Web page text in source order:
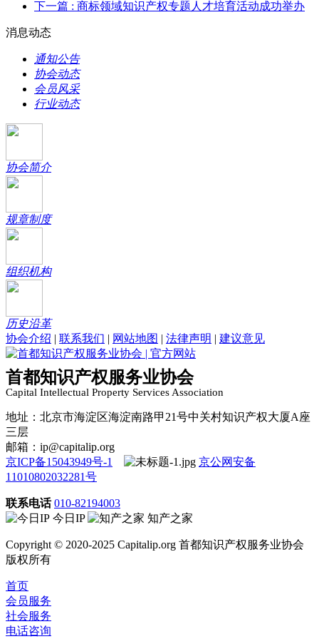
下一篇 : 商标领域知识产权专题人才培育活动成功举办
消息动态
通知公告
协会动态
会员风采
行业动态
协会简介
规章制度
组织机构
历史沿革
协会介绍
联系我们 网站地图 法律声明 建议意见
首都知识产权服务业协会
Capital Intellectual Property Services Association
地址：北京市海淀区海淀南路甲21号中关村知识产权大厦A座
三层
邮箱：ip@capitalip.org
京ICP备15043949号-1
京公网安备
11010802032281号
联系电话 010-82194003
今日IP
知产之家
Copyright © 2020-2025 Capitalip.org 首都知识产权服务业协会
版权所有
首页
会员服务
社会服务
电话咨询